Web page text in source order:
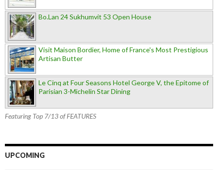
Bo.Lan 24 Sukhumvit 53 Open House
Visit Maison Bordier, Home of France's Most Prestigious
Artisan Butter
Le Cinq at Four Seasons Hotel George V, the Epitome of
Parisian 3-Michelin Star Dining
Featuring Top 7/13 of FEATURES
UPCOMING